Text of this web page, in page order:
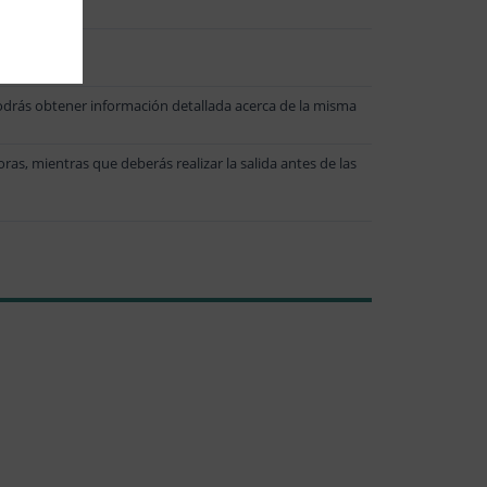
obtener información detallada acerca de la misma
mientras que deberás realizar la salida antes de las